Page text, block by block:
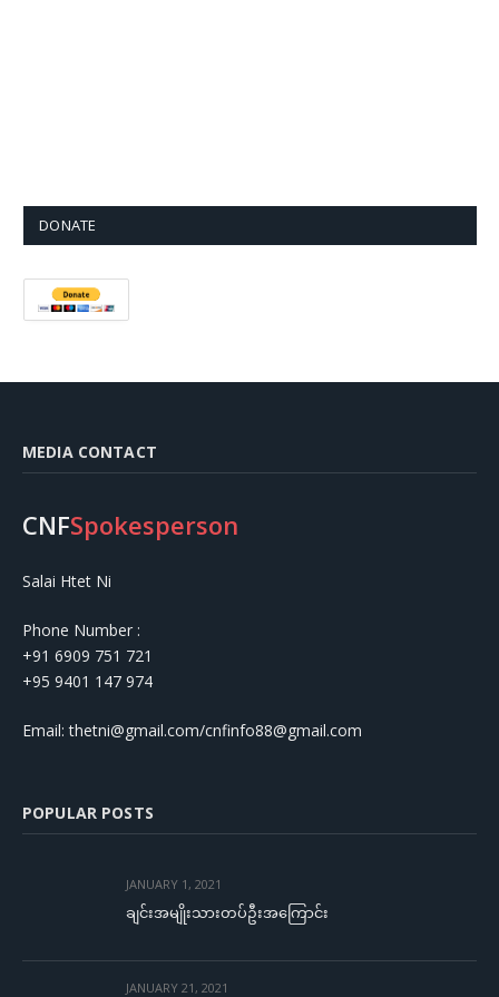
DONATE
MEDIA CONTACT
CNFSpokesperson
Salai Htet Ni
Phone Number :
+91 6909 751 721
+95 9401 147 974
Email: thetni@gmail.com/cnfinfo88@gmail.com
POPULAR POSTS
JANUARY 1, 2021
ချင်းအမျိုးသားတပ်ဦးအကြောင်း
JANUARY 21, 2021